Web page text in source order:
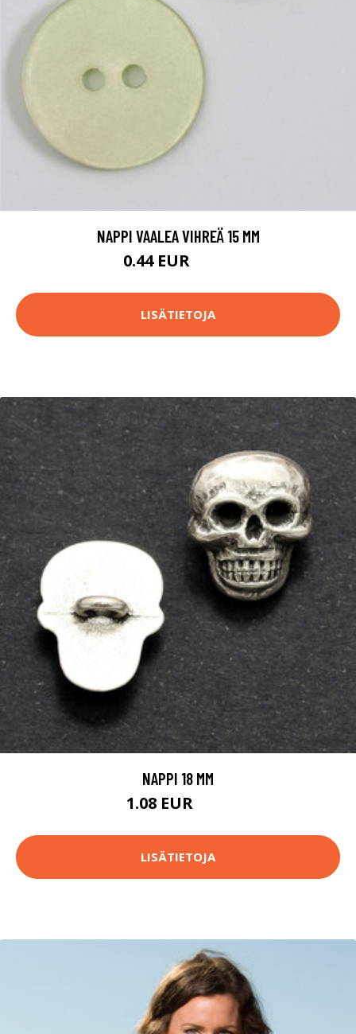
NAPPI VAALEA VIHREÄ 15 MM
0.44 EUR
LISÄTIETOJA
NAPPI 18 MM
1.08 EUR
LISÄTIETOJA